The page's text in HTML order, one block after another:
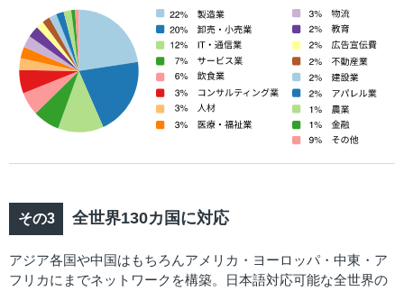
全世界130カ国に対応
アジア各国や中国はもちろんアメリカ・ヨーロッパ・中東・ア
フリカにまでネットワークを構築。日本語対応可能な全世界の